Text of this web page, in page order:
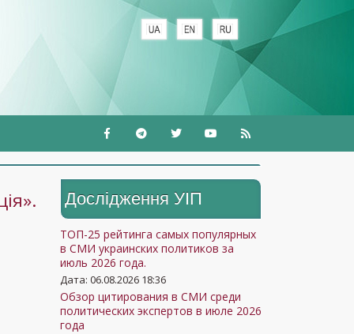
Дослідження УIП
ТОП-25 рейтинга самых популярных
в СМИ украинских политиков за
июль 2026 года.
Дата: 06.08.2026 18:36
Обзор цитирования в СМИ среди
политических экспертов в июле 2026
года